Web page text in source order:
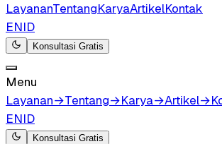
LayananTentangKaryaArtikelKontak
ENID
Konsultasi Gratis
Menu
Layanan→Tentang→Karya→Artikel→
ENID
Konsultasi Gratis